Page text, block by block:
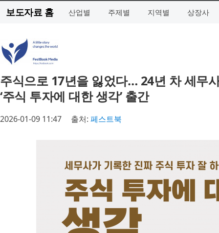
보도자료 홈 산업별 주제별 지역별 상장사
주식으로 17년을 잃었다… 24년 차 세무
‘주식 투자에 대한 생각’ 출간
2026-01-09 11:47 출처: 페스트북